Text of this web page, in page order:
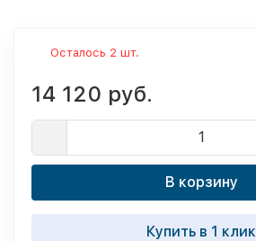
Осталось 2 шт.
14 120 руб.
В корзину
Купить в 1 клик